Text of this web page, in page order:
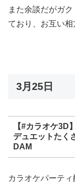
また余談だがガ
ており、お互い相
3月25日
【#カラオケ3D
デュエットたく
DAM
カラオケパーテ